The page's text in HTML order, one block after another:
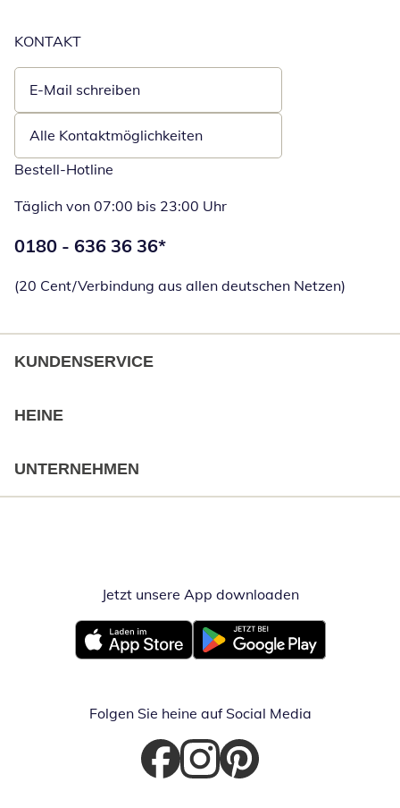
KONTAKT
E-Mail schreiben
Öffnet E-Mail-Client
Alle Kontaktmöglichkeiten
Bestell-Hotline
Täglich von 07:00 bis 23:00 Uhr
Telefonnummer:
0180 - 636 36 36*
(20 Cent/Verbindung aus allen deutschen Netzen)
KUNDENSERVICE
HEINE
UNTERNEHMEN
Jetzt unsere App downloadenÖffnet in
Öffnet in neuem FensterÖffnet in neuem Fenster
Folgen Sie heine auf Social Media
Öffnet in neuem Fenster
Öffnet in neuem Fenster
Öffnet in neuem Fenster